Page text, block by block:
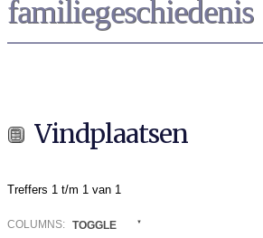
familiegeschiedenis
Vindplaatsen
Treffers 1 t/m 1 van 1
COL UMNS: TOGGLE